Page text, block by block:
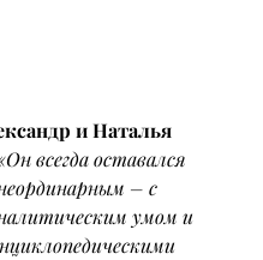
и Наталья
всегда оставался
– с
умом и